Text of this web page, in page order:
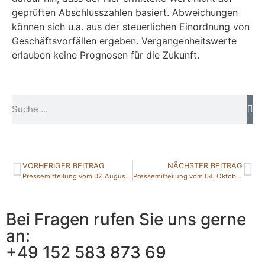
geprüften Abschlusszahlen basiert. Abweichungen
können sich u.a. aus der steuerlichen Einordnung von
Geschäftsvorfällen ergeben. Vergangenheitswerte
erlauben keine Prognosen für die Zukunft.
VORHERIGER BEITRAG
Pressemitteilung vom 07. August 2018
NÄCHSTER BEITRAG
Pressemitteilung vom 04. Oktober 2018
Bei Fragen rufen Sie uns gerne
an:
+49 152 583 873 69